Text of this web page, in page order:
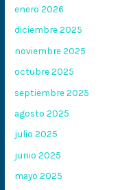
enero 2026
diciembre 2025
noviembre 2025
octubre 2025
septiembre 2025
agosto 2025
julio 2025
junio 2025
mayo 2025